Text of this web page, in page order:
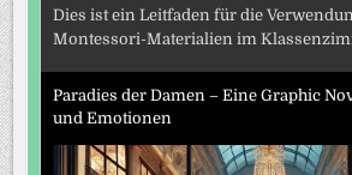
Dies ist ein Leitfaden für die
Montessori-Materialien im
Paradies der Damen – Eine Graphic
und Emotionen